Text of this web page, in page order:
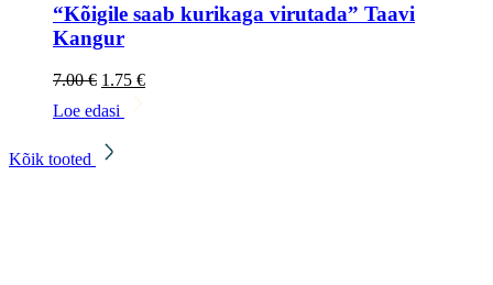
“Kõigile saab kurikaga virutada” Taavi
Kangur
7.00€ Algne
oli:
7.00 €.
1.75 €Current
Loe edasi
Kõik tooted